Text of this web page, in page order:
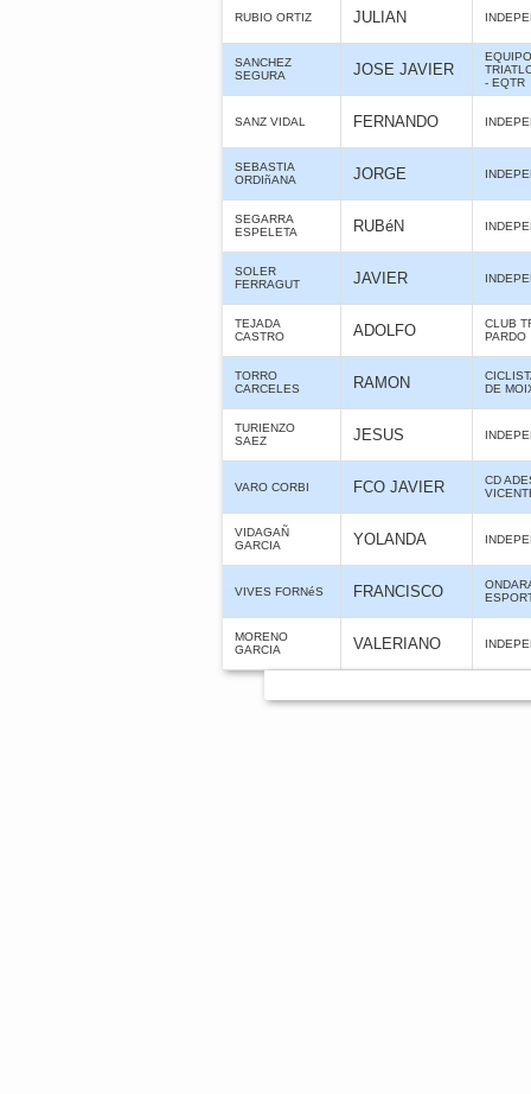
RUBIO ORTIZ JULIAN
SANCHEZ
SEGURA
JOSE JAVIER
- EQTR
SANZ VIDAL FERNANDO
SEBASTIA
ORDIñANA
JORGE
SEGARRA
ESPELETA
RUBéN
SOLER
FERRAGUT
JAVIER
TEJADA
CASTRO
ADOLFO
CLUB
PARDO
TORRO
CARCELES
RAMON
DE
TURIENZO
SAEZ
JESUS
VARO CORBI FCO JAVIER
CD
VIDAGAÑ
GARCIA
YOLANDA
VIVES FORNéS FRANCISCO
MORENO
GARCIA
VALERIANO